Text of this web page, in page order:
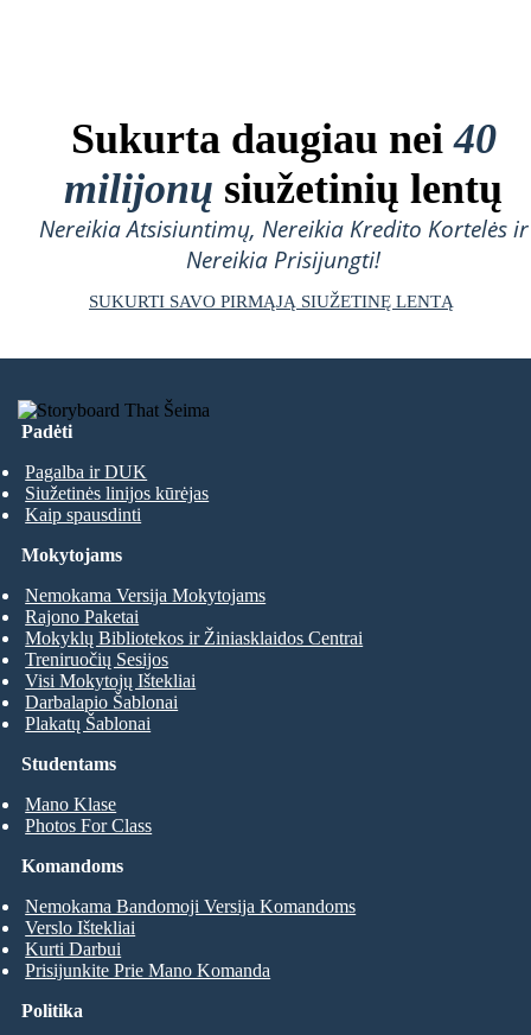
Sukurta daugiau nei40
milijonų siužetinių lentų
Nereikia Atsisiuntimų, Nereikia Kredito Kortelės ir
Nereikia Prisijungti!
SUKURTI SAVO PIRMĄJĄ SIUŽETINĘ LENTĄ
Padėti
Pagalba ir DUK
Siužetinės linijos kūrėjas
Kaip spausdinti
Studentams
Mano Klase
Photos For Class
Mokytojams
Nemokama Versija Mokytojams
Rajono Paketai
Mokyklų Bibliotekos ir Žiniasklaidos Centrai
Treniruočių Sesijos
Visi Mokytojų Ištekliai
Darbalapio Šablonai
Plakatų Šablonai
Komandoms
Nemokama Bandomoji Versija Komandoms
Verslo Ištekliai
Kurti Darbui
Prisijunkite Prie Mano Komanda
Politika